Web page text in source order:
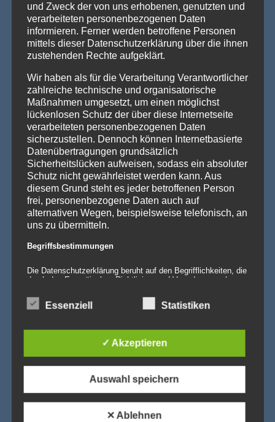
Vom Gentlemen’s Club zum Eventhighlight – wie
GALACTICA den Chesterfield-Look neu erfindet
Die Stehtischhusse GALACTICA im Chesterfield Style bringt
den ikonischen Gentlemen’s-Club-Charme [...]Weiterlesen »
Willkommen in Arnstadt! Zum 25. Mal verwandelt sich
Arnstadt zur [...]Weiterlesen »
PRODUKTSUCHE
und Zweck der von uns erhobenen, genutzten und
verarbeiteten personenbezogenen Daten
informieren. Ferner werden betroffene Personen
mittels dieser Datenschutzerklärung über die ihnen
zustehenden Rechte aufgeklärt.
Wir haben als für die Verarbeitung Verantwortlicher
zahlreiche technische und organisatorische
Maßnahmen umgesetzt, um einen möglichst
lückenlosen Schutz der über diese Internetseite
verarbeiteten personenbezogenen Daten
sicherzustellen. Dennoch können Internetbasierte
Datenübertragungen grundsätzlich
Sicherheitslücken aufweisen, sodass ein absoluter
Schutz nicht gewährleistet werden kann. Aus
diesem Grund steht es jeder betroffenen Person
frei, personenbezogene Daten auch auf
alternativen Wegen, beispielsweise telefonisch, an
uns zu übermitteln.
Begriffsbestimmungen
Die Datenschutzerklärung beruht auf den Begrifflichkeiten, die
durch den Europäischen Richtlinien- und Verordnungsgeber
verwendet wurden. Unsere Datenschutzerklärung soll sowohl
für die Öffentlichkeit als auch für unsere Kunden und
Wir verwenden in dieser Datenschutzerklärung
unter anderem die folgenden Begriffe:
a) personenbezogene Daten
Essenziell Statistiken
✓ Akzeptieren
Auswahl speichern
✕ Ablehnen